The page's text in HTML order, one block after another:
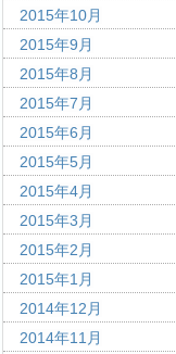
2015年10月
2015年9月
2015年8月
2015年7月
2015年6月
2015年5月
2015年4月
2015年3月
2015年2月
2015年1月
2014年12月
2014年11月